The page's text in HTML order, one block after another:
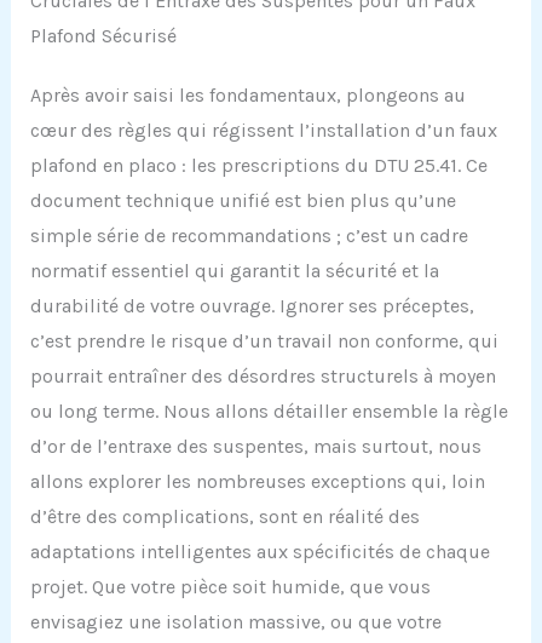
Plafond Sécurisé
Après avoir saisi les fondamentaux, plongeons au
cœur des règles qui régissent l’installation d’un faux
plafond en placo : les prescriptions du DTU 25.41. Ce
document technique unifié est bien plus qu’une
simple série de recommandations ; c’est un cadre
normatif essentiel qui garantit la sécurité et la
durabilité de votre ouvrage. Ignorer ses préceptes,
c’est prendre le risque d’un travail non conforme, qui
pourrait entraîner des désordres structurels à moyen
ou long terme. Nous allons détailler ensemble la règle
d’or de l’entraxe des suspentes, mais surtout, nous
allons explorer les nombreuses exceptions qui, loin
d’être des complications, sont en réalité des
adaptations intelligentes aux spécificités de chaque
projet. Que votre pièce soit humide, que vous
envisagiez une isolation massive, ou que votre